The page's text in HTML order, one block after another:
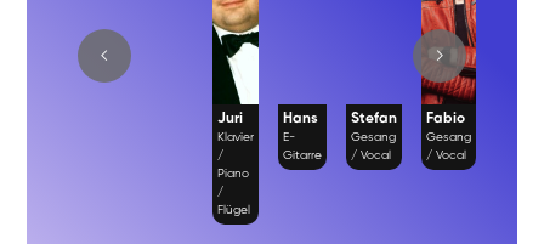
Juri
Klavier
/
Piano
/
Flügel
Hans
E-
Gitarre
Stefan
Gesang
/ Vocal
Fabio
Gesang
/ Vocal